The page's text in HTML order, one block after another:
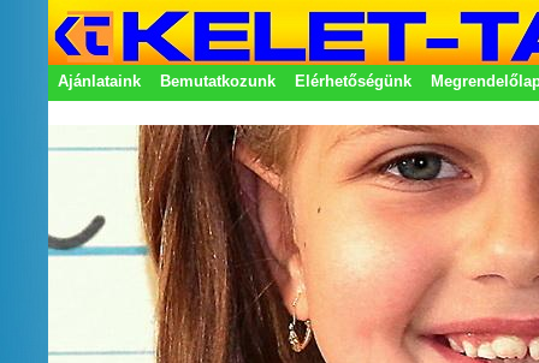
Ajánlataink Bemutatkozunk Elérhetőségünk